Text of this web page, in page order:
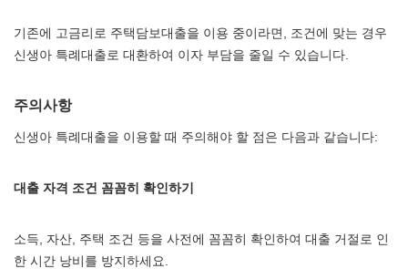
기존에 고금리로 주택담보대출을 이용 중이라면, 조건에 맞는 경우
신생아 특례대출로 대환하여 이자 부담을 줄일 수 있습니다.
주의사항
신생아 특례대출을 이용할 때 주의해야 할 점은 다음과 같습니다:
대출 자격 조건 꼼꼼히 확인하기
소득, 자산, 주택 조건 등을 사전에 꼼꼼히 확인하여 대출 거절로 인
한 시간 낭비를 방지하세요.